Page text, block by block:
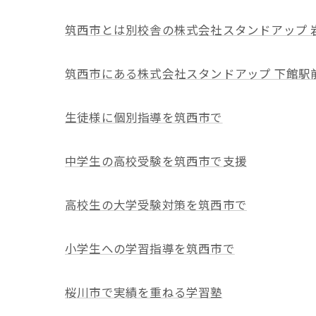
筑西市とは別校舎の株式会社スタンドアップ
筑西市にある株式会社スタンドアップ 下館駅
生徒様に個別指導を筑西市で
中学生の高校受験を筑西市で支援
高校生の大学受験対策を筑西市で
小学生への学習指導を筑西市で
桜川市で実績を重ねる学習塾